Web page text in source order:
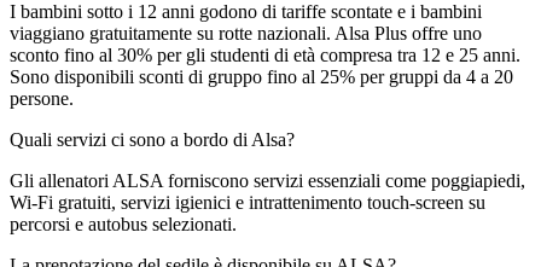
I bambini sotto i 12 anni godono di tariffe scontate e i bambini
viaggiano gratuitamente su rotte nazionali. Alsa Plus offre uno
sconto fino al 30% per gli studenti di età compresa tra 12 e 25 anni.
Sono disponibili sconti di gruppo fino al 25% per gruppi da 4 a 20
persone.
Quali servizi ci sono a bordo di Alsa?
Gli allenatori ALSA forniscono servizi essenziali come poggiapiedi,
Wi-Fi gratuiti, servizi igienici e intrattenimento touch-screen su
percorsi e autobus selezionati.